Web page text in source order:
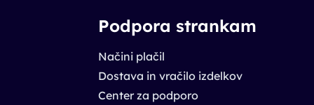
Podpora strankam
Načini plačil
Dostava in vračilo izdelkov
Center za podporo